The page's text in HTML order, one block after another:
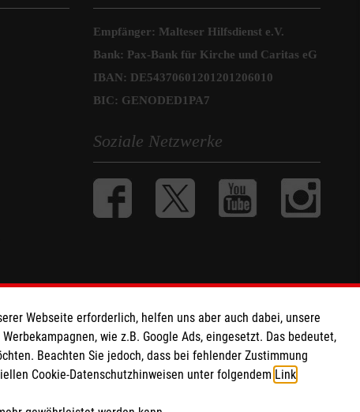
Empfänger: Malteser Hilfsdienst e.V.
Bank: Pax-Bank für Kirche und Caritas eG
IBAN: DE54370601201201206010
BIC: GENODED1PA7
Soziale Netzwerke
Webseite erforderlich, helfen uns aber auch dabei, unsere
wie z.B. Google Ads, eingesetzt. Das bedeutet,
Beachten Sie jedoch, dass bei fehlender Zustimmung
Cookie-Datenschutzhinweisen unter folgendem Link